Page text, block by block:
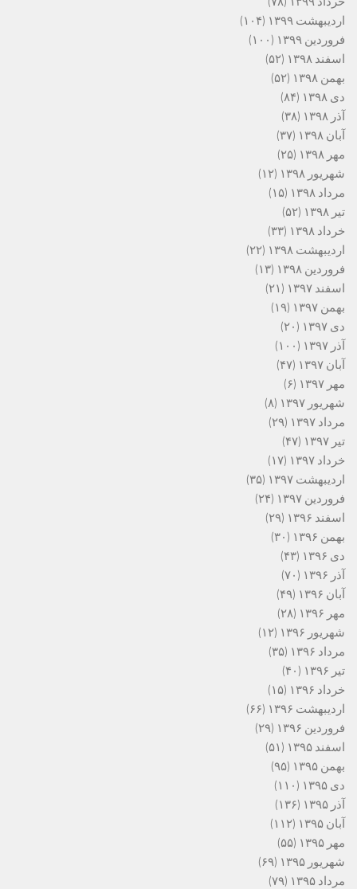
اردیبهشت ۱۳۹۹
(۱۰۴)
فروردین ۱۳۹۹
(۱۰۰)
اسفند ۱۳۹۸
(۵۲)
بهمن ۱۳۹۸
(۵۲)
دی ۱۳۹۸
(۸۴)
آذر ۱۳۹۸
(۳۸)
آبان ۱۳۹۸
(۳۷)
مهر ۱۳۹۸
(۲۵)
شهریور ۱۳۹۸
(۱۲)
مرداد ۱۳۹۸
(۱۵)
تیر ۱۳۹۸
(۵۲)
خرداد ۱۳۹۸
(۳۳)
اردیبهشت ۱۳۹۸
(۲۲)
فروردین ۱۳۹۸
(۱۳)
اسفند ۱۳۹۷
(۲۱)
بهمن ۱۳۹۷
(۱۹)
دی ۱۳۹۷
(۲۰)
آذر ۱۳۹۷
(۱۰۰)
آبان ۱۳۹۷
(۴۷)
مهر ۱۳۹۷
(۶)
شهریور ۱۳۹۷
(۸)
مرداد ۱۳۹۷
(۲۹)
تیر ۱۳۹۷
(۴۷)
خرداد ۱۳۹۷
(۱۷)
اردیبهشت ۱۳۹۷
(۳۵)
فروردین ۱۳۹۷
(۲۴)
اسفند ۱۳۹۶
(۲۹)
بهمن ۱۳۹۶
(۳۰)
دی ۱۳۹۶
(۴۳)
آذر ۱۳۹۶
(۷۰)
آبان ۱۳۹۶
(۴۹)
مهر ۱۳۹۶
(۲۸)
شهریور ۱۳۹۶
(۱۲)
مرداد ۱۳۹۶
(۳۵)
تیر ۱۳۹۶
(۴۰)
خرداد ۱۳۹۶
(۱۵)
اردیبهشت ۱۳۹۶
(۶۶)
فروردین ۱۳۹۶
(۲۹)
اسفند ۱۳۹۵
(۵۱)
بهمن ۱۳۹۵
(۹۵)
دی ۱۳۹۵
(۱۱۰)
آذر ۱۳۹۵
(۱۳۶)
آبان ۱۳۹۵
(۱۱۲)
مهر ۱۳۹۵
(۵۵)
شهریور ۱۳۹۵
(۶۹)
مرداد ۱۳۹۵
(۷۹)